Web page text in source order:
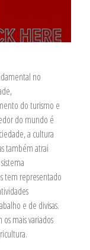
no
do turismo e
do mundo é
a cultura
também atrai
tem representado
e de divisas.
mais variados